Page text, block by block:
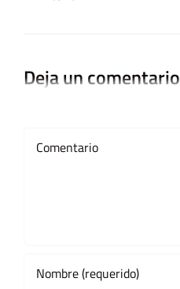
Deja un comentario